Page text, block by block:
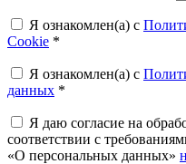
Я ознакомлен(а) с
Cookie *
Я ознакомлен(а) с
данных *
Я даю согласие на
соответствии с
«О персональных данных»